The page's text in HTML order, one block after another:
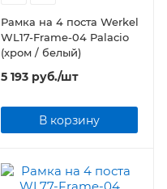
Рамка на 4 поста Werkel
WL17-Frame-04 Palacio
(хром / белый)
5 193руб./шт
В корзину